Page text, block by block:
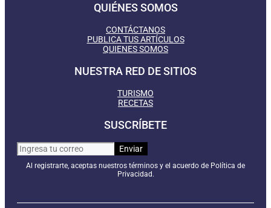
QUIÉNES SOMOS
CONTÁCTANOS
PUBLICA TUS ARTÍCULOS
QUIENES SOMOS
NUESTRA RED DE SITIOS
TURISMO
RECETAS
SUSCRÍBETE
Al registrarte, aceptas nuestros términos y el acuerdo de Política de
Privacidad.